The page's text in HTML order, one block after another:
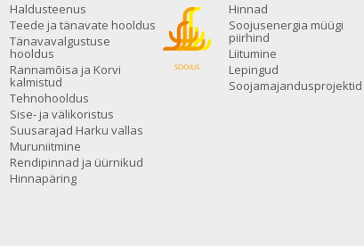
Haldusteenus
Teede ja tänavate hooldus
Tänavavalgustuse
hooldus
Rannamõisa ja Korvi
kalmistud
Tehnohooldus
Sise- ja välikoristus
Suusarajad Harku vallas
Muruniitmine
Rendipinnad ja üürnikud
Hinnapäring
Hinnad
Soojusenergia müügi
piirhind
Liitumine
Lepingud
Soojamajandusprojektid